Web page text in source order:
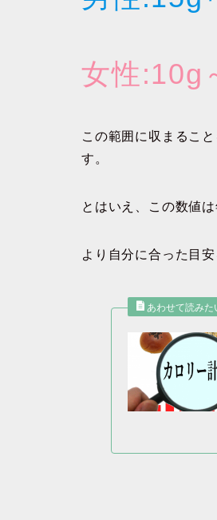
女性:10g
この範囲に収まるこ
す。
とはいえ、この数値
より自分に合った目